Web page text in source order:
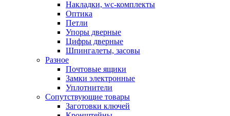
Накладки, wc-комплекты
Оптика
Петли
Упоры дверные
Цифры дверные
Шпингалеты, засовы
Разное
Почтовые ящики
Замки электронные
Уплотнители
Сопутствующие товары
Заготовки ключей